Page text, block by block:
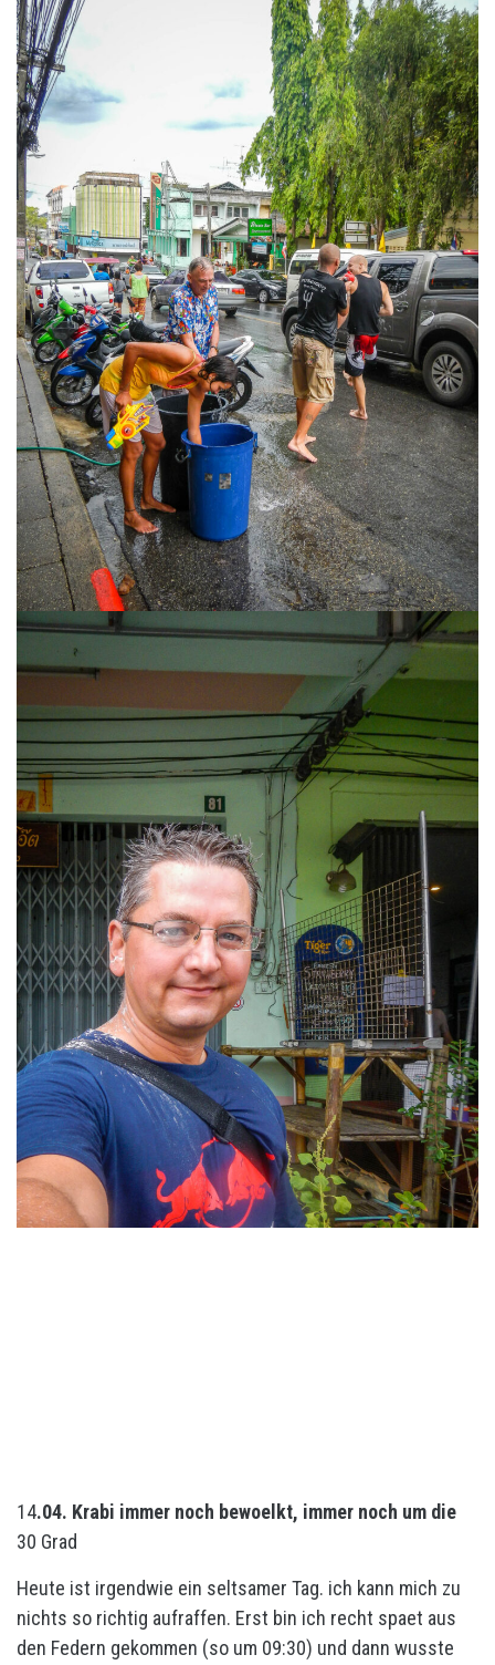
14.04. Krabi immer noch bewoelkt, immer noch um die
30 Grad
Heute ist irgendwie ein seltsamer Tag. ich kann mich zu
nichts so richtig aufraffen. Erst bin ich recht spaet aus
den Federn gekommen (so um 09:30) und dann wusste